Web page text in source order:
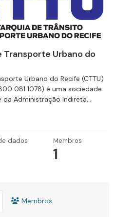
Urbano do
Urbano do Recife (CTTU)
081 1078) é uma sociedade
Administração Indireta...
dados Membros
1
Membros